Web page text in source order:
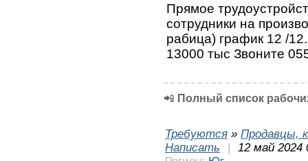
Прямое
сотрудники на
рабица) график 12 /
13000 тыс Звоните
📲 Полный список
Требуются » Продавцы,
Написать
|
12 май 2024